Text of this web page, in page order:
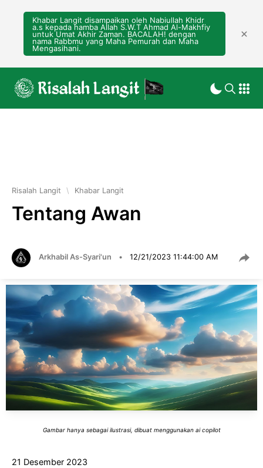
Khabar Langit disampaikan oleh Nabiullah Khidr
a.s kepada hamba Allah S.W.T Ahmad Al-Makhfiy
untuk Umat Akhir Zaman. BACALAH! dengan
nama Rabbmu yang Maha Pemurah dan Maha
Mengasihani.
Risalah Langit \ Khabar Langit
Tentang Awan
Arkhabil As-Syari'un • 12/21/2023 11:44:00 AM
Gambar hanya sebagai ilustrasi, dibuat menggunakan ai copilot
21 Desember 2023